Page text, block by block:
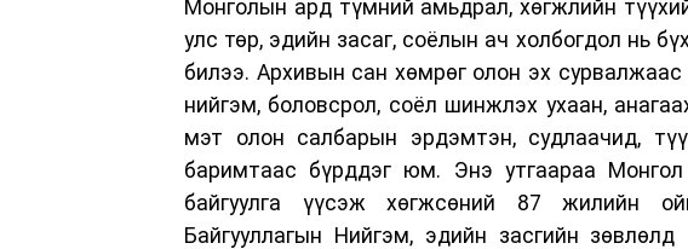
Монголын ард түмний амьдрал, хөгжлийн
улс төр, эдийн засаг, соёлын ач холбогдол нь
билээ. Архивын сан хөмрөг олон эх сурвалжаас
нийгэм, боловсрол, соёл шинжлэх ухаан,
мэт олон салбарын эрдэмтэн, судлаачид,
баримтаас бүрддэг юм. Энэ утгаараа
байгуулга үүсэж хөгжсөний 87 жилийн
Байгууллагын Нийгэм, эдийн засгийн